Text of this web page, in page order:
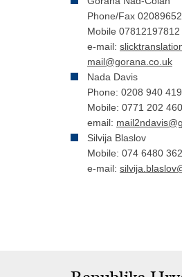
Phone/Fax
Mobile 07812197812
e-mail:
mail@gorana.co.uk
Nada Davis
Phone: 0208 940
Mobile: 0771 202
email:
Silvija Blaslov
Mobile: 074 6480
e-mail: